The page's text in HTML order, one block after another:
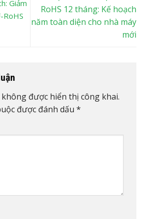
Giảm
RoHS
RoHS 12 tháng: Kế hoạch
năm toàn diện cho nhà máy
mới
không được hiển thị công khai.
được đánh dấu *